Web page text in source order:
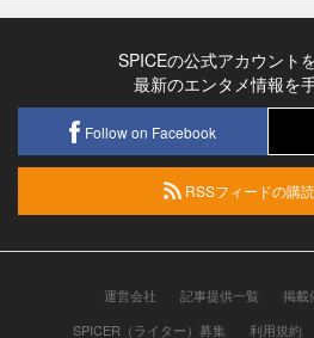
SPICEの公式アカウント
最新のエンタメ情報を
Follow on Facebook
RSSフィードの購
運営会社 記事提供一覧
掲載
SPICER（ライター）募集
利用規約